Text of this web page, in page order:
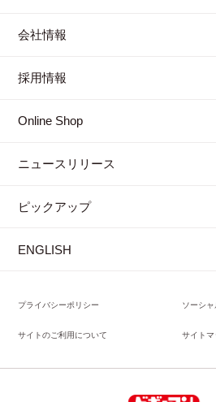
会社情報
採用情報
Online Shop
ニュースリリース
ピックアップ
ENGLISH
プライバシーポリシー ソーシ
サイトのご利用について サイトマ